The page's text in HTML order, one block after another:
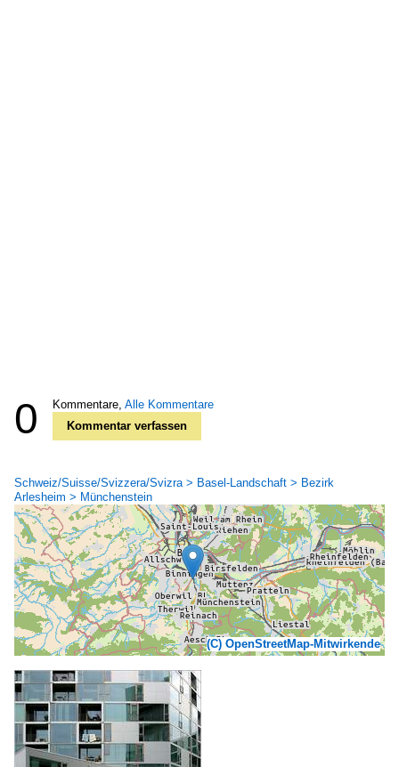
0 Kommentare, Alle Kommentare
Kommentar verfassen
Schweiz/Suisse/Svizzera/Svizra > Basel-Landschaft > Bezirk
Arlesheim > Münchenstein
(C) OpenStreetMap-Mitwirkende